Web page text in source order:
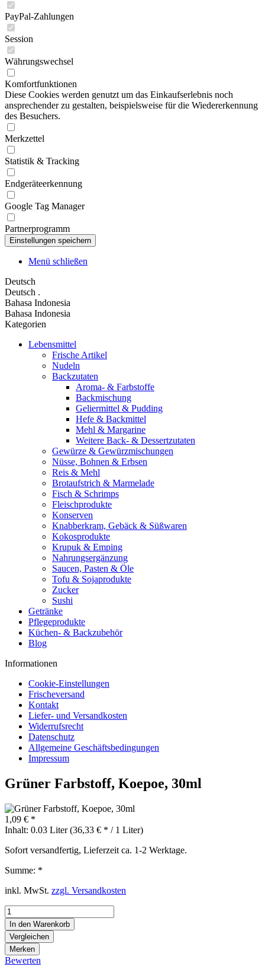
PayPal-Zahlungen
Session
Währungswechsel
Komfortfunktionen
Diese Cookies werden genutzt um das Einkaufserlebnis noch
ansprechender zu gestalten, beispielsweise für die Wiedererkennung
des Besuchers.
Merkzettel
Statistik & Tracking
Endgeräteerkennung
Google Tag Manager
Partnerprogramm
Menü schließen
Deutsch
Deutsch .
Bahasa Indonesia
Bahasa Indonesia
Kategorien
Lebensmittel
Frische Artikel
Nudeln
Backzutaten
Aroma- & Farbstoffe
Backmischung
Geliermittel & Pudding
Hefe & Backmittel
Mehl & Margarine
Weitere Back- & Dessertzutaten
Gewürze & Gewürzmischungen
Nüsse, Bohnen & Erbsen
Reis & Mehl
Brotaufstrich & Marmelade
Fisch & Schrimps
Fleischprodukte
Konserven
Knabberkram, Gebäck & Süßwaren
Kokosprodukte
Krupuk & Emping
Nahrungsergänzung
Saucen, Pasten & Öle
Tofu & Sojaprodukte
Zucker
Sushi
Getränke
Pflegeprodukte
Küchen- & Backzubehör
Blog
Informationen
Cookie-Einstellungen
Frischeversand
Kontakt
Liefer- und Versandkosten
Widerrufsrecht
Datenschutz
Allgemeine Geschäftsbedingungen
Impressum
Grüner Farbstoff, Koepoe, 30ml
1,09 € *
Inhalt: 0.03 Liter (36,33 € * / 1 Liter)
Sofort versandfertig, Lieferzeit ca. 1-2 Werktage.
Summe: *
inkl. MwSt. zzgl. Versandkosten
In den Warenkorb
Vergleichen
Merken
Bewerten